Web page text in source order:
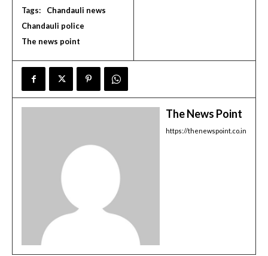
Tags:
Chandauli news
Chandauli police
The news point
The News Point
https://thenewspoint.co.in